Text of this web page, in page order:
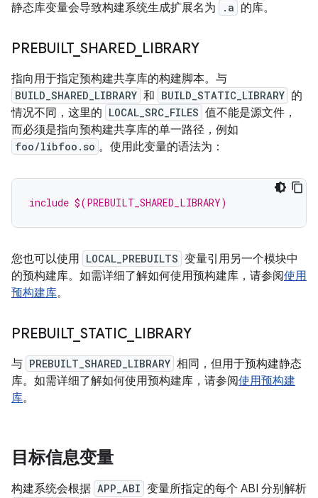
静态库变量会导致构建系统生成扩展名为 .a 的库。
PREBUILT_ SHARED_ LIBRARY
指向用于指定预构建共享库的构建脚本。与
BUILD_SHARED_LIBRARY 和 BUILD_STATIC_LIBRARY 的
情况不同，这里的 LOCAL_SRC_FILES 值不能是源文件，
而必须是指向预构建共享库的单一路径，例如
foo/libfoo.so 。使用此变量的语法为：
include $(PREBUILT_SHARED_LIBRARY)
您也可以使用 LOCAL_PREBUILTS 变量引用另一个模块中
的预构建库。如需详细了解如何使用预构建库，请参阅使用
预构建库。
PREBUILT_ STATIC LIBRARY
与 PREBUILT_SHARED_LIBRARY 相同，但用于预构建静态
库。如需详细了解如何使用预构建库，请参阅使用预构建
库。
目标信息变量
构建系统会根据 APP_ABI 变量所指定的每个 ABI 分别解析